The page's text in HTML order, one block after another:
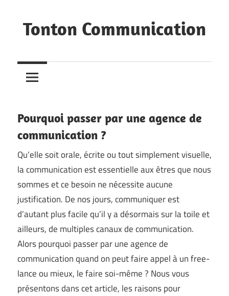
to
content
Tonton Communication
faire
Tonton
Pourquoi passer par une agence de
communication ?
Qu’elle soit orale, écrite ou tout simplement visuelle,
la communication est essentielle aux êtres que nous
sommes et ce besoin ne nécessite aucune
justification. De nos jours, communiquer est
d’autant plus facile qu’il y a désormais sur la toile et
ailleurs, de multiples canaux de communication.
Alors pourquoi passer par une agence de
communication quand on peut faire appel à un free-
lance ou mieux, le faire soi-même ? Nous vous
présentons dans cet article, les raisons pour